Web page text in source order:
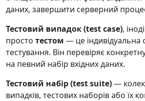
даних, завершити серверний
Тестовий випадок (test case),
просто тестом — це індивідуальна
тестування. Він перевіряє
на певний набір вхідних даних.
Тестовий набір (test suite)—
випадків, тестових наборів або їх